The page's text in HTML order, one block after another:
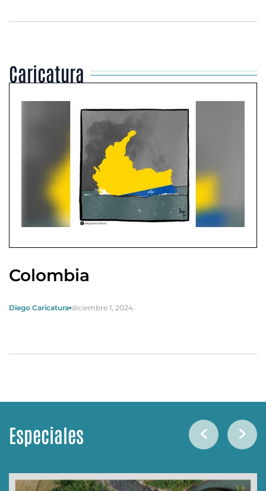
Caricatura
Colombia
Diego Caricatura diciembre 1, 2024
Especiales